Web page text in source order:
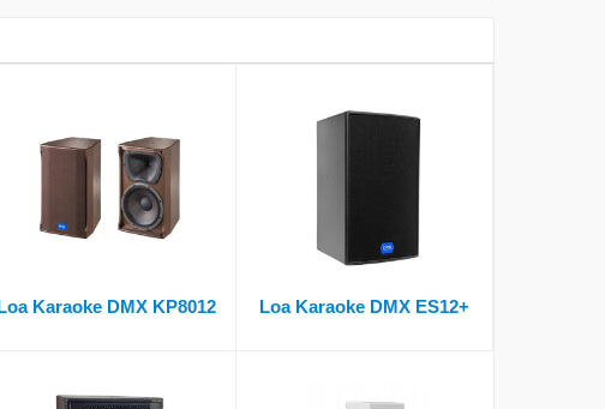
Karaoke DMX KP8012 Loa Karaoke DMX ES12+